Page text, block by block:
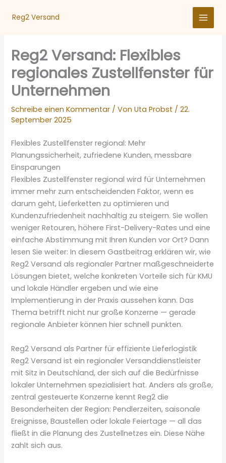
InhaltReg2 Versand
Reg2 Versand: Flexibles
regionales Zustellfenster für
Unternehmen
Schreibe einen Kommentar / VonUta Probst /22.
September 2025
Flexibles Zustellfenster regional: Mehr
Planungssicherheit, zufriedene Kunden, messbare
Einsparungen
Flexibles Zustellfenster regional wird für Unternehmen
immer mehr zum entscheidenden Faktor, wenn es
darum geht, Lieferketten zu optimieren und
Kundenzufriedenheit nachhaltig zu steigern. Sie wollen
weniger Retouren, höhere First-Delivery-Rates und eine
einfache Abstimmung mit Ihren Kunden vor Ort? Dann
lesen Sie weiter: In diesem Gastbeitrag erklären wir, wie
Reg2 Versand als regionaler Partner maßgeschneiderte
Lösungen bietet, welche konkreten Vorteile sich für KMU
und lokale Händler ergeben und wie eine
Implementierung in der Praxis aussehen kann. Das
Thema betrifft nicht nur große Konzerne — gerade
regionale Anbieter können hier schnell punkten.
Reg2 Versand als Partner für effiziente Lieferlogistik
Reg2 Versand ist ein regionaler Versanddienstleister
mit Sitz in Deutschland, der sich auf die Bedürfnisse
lokaler Unternehmen spezialisiert hat. Anders als große,
zentral gesteuerte Konzerne kennt Reg2 die
Besonderheiten der Region: Pendlerzeiten, saisonale
Ereignisse, Baustellen oder lokale Feiertage — all das
fließt in die Planung des Zustellnetzes ein. Diese Nähe
zahlt sich aus.